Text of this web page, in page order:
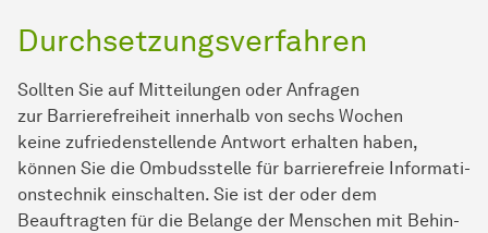
Durchsetzungsverfahren
Sollten Sie auf Mitteilungen oder Anfragen
zur Barrierefreiheit innerhalb von sechs Wochen
keine zufriedenstellende Antwort erhalten haben,
können Sie die Ombudsstelle für barrierefreie In­for­ma­ti­
ons­tech­nik einschalten. Sie ist der oder dem
Beauftragten für die Belange der Men­schen mit Be­hin­